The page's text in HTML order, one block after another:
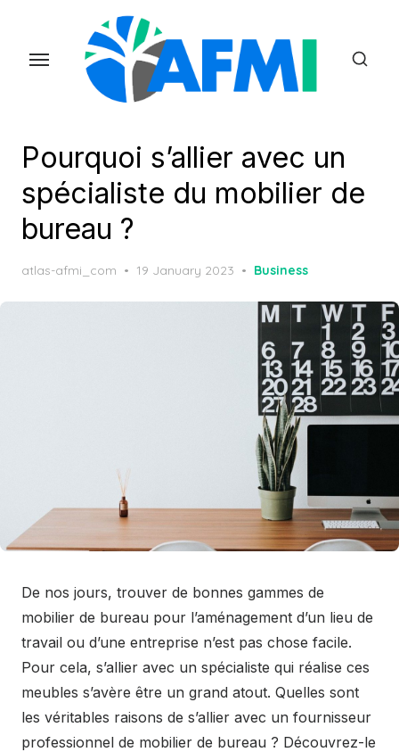
Pourquoi s’allier avec un
spécialiste du mobilier de
bureau ?
atlas-afmi_com
Posted
19 January 2023 Business
De nos jours, trouver de bonnes gammes de
mobilier de bureau pour l’aménagement d’un lieu de
travail ou d’une entreprise n’est pas chose facile.
Pour cela, s’allier avec un spécialiste qui réalise ces
meubles s’avère être un grand atout. Quelles sont
les véritables raisons de s’allier avec un fournisseur
professionnel de mobilier de bureau ? Découvrez-le